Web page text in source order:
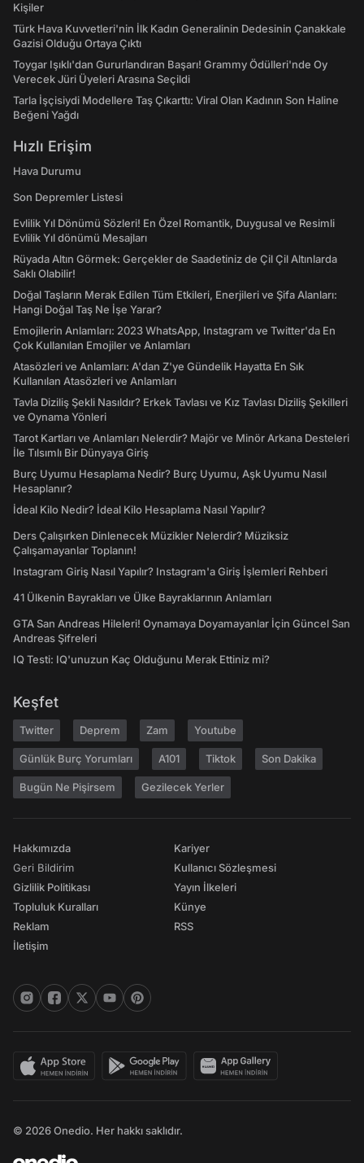
Kişiler
Türk Hava Kuvvetleri'nin İlk Kadın Generalinin Dedesinin Çanakkale
Gazisi Olduğu Ortaya Çıktı
Toygar Işıklı'dan Gururlandıran Başarı! Grammy Ödülleri'nde Oy
Verecek Jüri Üyeleri Arasına Seçildi
Tarla İşçisiydi Modellere Taş Çıkarttı: Viral Olan Kadının Son Haline
Beğeni Yağdı
Hızlı Erişim
Hava Durumu
Son Depremler Listesi
Evlilik Yıl Dönümü Sözleri! En Özel Romantik, Duygusal ve Resimli
Evlilik Yıl dönümü Mesajları
Rüyada Altın Görmek: Gerçekler de Saadetiniz de Çil Çil Altınlarda
Saklı Olabilir!
Doğal Taşların Merak Edilen Tüm Etkileri, Enerjileri ve Şifa Alanları:
Hangi Doğal Taş Ne İşe Yarar?
Emojilerin Anlamları: 2023 WhatsApp, Instagram ve Twitter'da En
Çok Kullanılan Emojiler ve Anlamları
Atasözleri ve Anlamları: A'dan Z'ye Gündelik Hayatta En Sık
Kullanılan Atasözleri ve Anlamları
Tavla Diziliş Şekli Nasıldır? Erkek Tavlası ve Kız Tavlası Diziliş Şekilleri
ve Oynama Yönleri
Tarot Kartları ve Anlamları Nelerdir? Majör ve Minör Arkana Desteleri
İle Tılsımlı Bir Dünyaya Giriş
Burç Uyumu Hesaplama Nedir? Burç Uyumu, Aşk Uyumu Nasıl
Hesaplanır?
İdeal Kilo Nedir? İdeal Kilo Hesaplama Nasıl Yapılır?
Ders Çalışırken Dinlenecek Müzikler Nelerdir? Müziksiz
Çalışamayanlar Toplanın!
Instagram Giriş Nasıl Yapılır? Instagram'a Giriş İşlemleri Rehberi
41 Ülkenin Bayrakları ve Ülke Bayraklarının Anlamları
GTA San Andreas Hileleri! Oynamaya Doyamayanlar İçin Güncel San
Andreas Şifreleri
IQ Testi: IQ'unuzun Kaç Olduğunu Merak Ettiniz mi?
Keşfet
Twitter Deprem Zam Youtube
Günlük Burç Yorumları A101 Tiktok Son Dakika
Bugün Ne Pişirsem Gezilecek Yerler
Hakkımızda
Geri Bildirim
Gizlilik Politikası
Topluluk Kuralları
Reklam
İletişim
Kariyer
Kullanıcı Sözleşmesi
Yayın İlkeleri
Künye
RSS
© 2026 Onedio. Her hakkı saklıdır.